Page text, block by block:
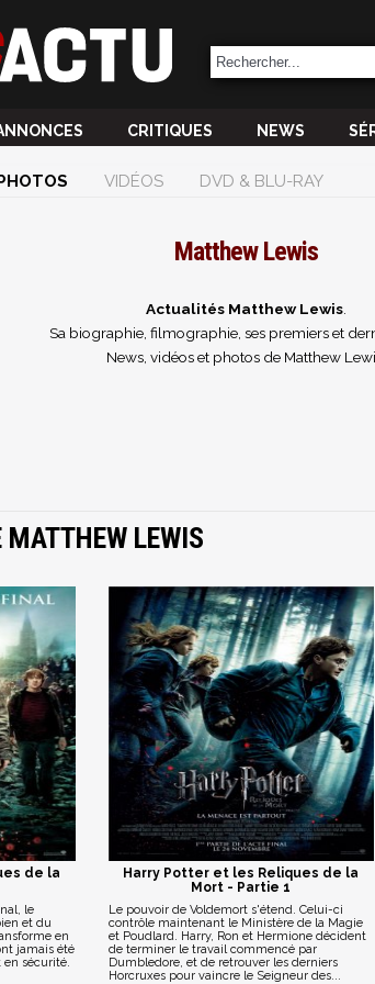
CRITIQUES NEWS
VIDÉOS DVD & BLU-RAY
Matthew Lewis
Actualités Matthew Lewis.
Sa biographie, filmographie, ses premiers et
News, vidéos et photos de Matthew
LEWIS
de la
le
et du
en
jamais été
en sécurité.
Harry Potter et les Reliques de la
Mort - Partie 1
Le pouvoir de Voldemort s'étend. Celui-ci
contrôle maintenant le Ministère de la Magie
et Poudlard. Harry, Ron et Hermione décident
de terminer le travail commencé par
Dumbledore, et de retrouver les derniers
Horcruxes pour vaincre le Seigneur des...